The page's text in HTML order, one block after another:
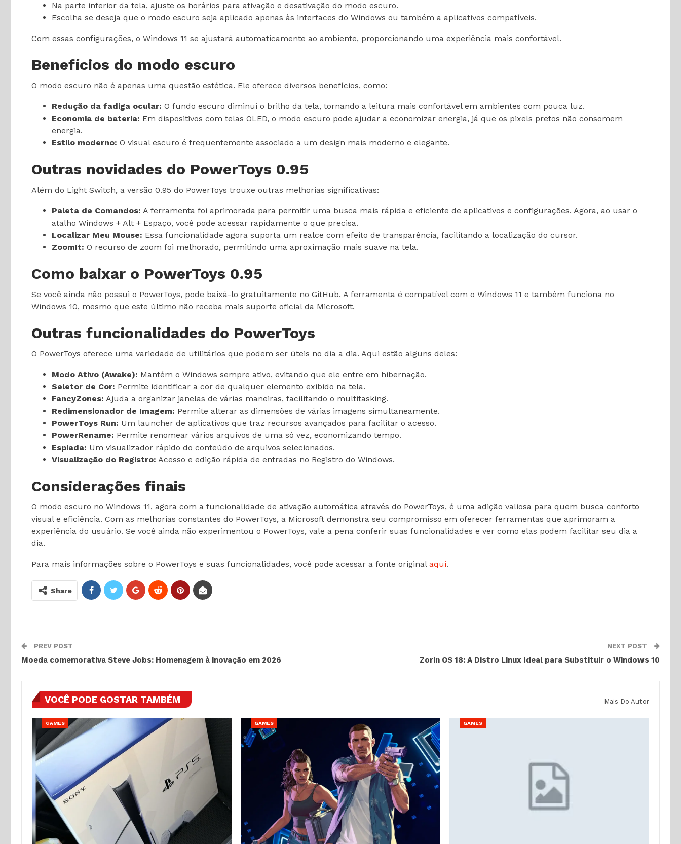
Na parte inferior da tela, ajuste os horários para ativação e desativação do modo escuro.
Escolha se deseja que o modo escuro seja aplicado apenas às interfaces do Windows ou também a aplicativos compatíveis.
Com essas configurações, o Windows 11 se ajustará automaticamente ao ambiente, proporcionando uma experiência mais confortável.
Benefícios do modo escuro
O modo escuro não é apenas uma questão estética. Ele oferece diversos benefícios, como:
Redução da fadiga ocular: O fundo escuro diminui o brilho da tela, tornando a leitura mais confortável em ambientes com pouca luz.
Economia de bateria: Em dispositivos com telas OLED, o modo escuro pode ajudar a economizar energia, já que os pixels pretos não consomem
energia.
Estilo moderno: O visual escuro é frequentemente associado a um design mais moderno e elegante.
Outras novidades do PowerToys 0.95
Além do Light Switch, a versão 0.95 do PowerToys trouxe outras melhorias significativas:
Paleta de Comandos: A ferramenta foi aprimorada para permitir uma busca mais rápida e eficiente de aplicativos e configurações. Agora, ao usar o
atalho Windows + Alt + Espaço, você pode acessar rapidamente o que precisa.
Localizar Meu Mouse: Essa funcionalidade agora suporta um realce com efeito de transparência, facilitando a localização do cursor.
ZoomIt: O recurso de zoom foi melhorado, permitindo uma aproximação mais suave na tela.
Como baixar o PowerToys 0.95
Se você ainda não possui o PowerToys, pode baixá-lo gratuitamente no GitHub. A ferramenta é compatível com o Windows 11 e também funciona no
Windows 10, mesmo que este último não receba mais suporte oficial da Microsoft.
Outras funcionalidades do PowerToys
O PowerToys oferece uma variedade de utilitários que podem ser úteis no dia a dia. Aqui estão alguns deles:
Modo Ativo (Awake): Mantém o Windows sempre ativo, evitando que ele entre em hibernação.
Seletor de Cor: Permite identificar a cor de qualquer elemento exibido na tela.
FancyZones: Ajuda a organizar janelas de várias maneiras, facilitando o multitasking.
Redimensionador de Imagem: Permite alterar as dimensões de várias imagens simultaneamente.
PowerToys Run: Um launcher de aplicativos que traz recursos avançados para facilitar o acesso.
PowerRename: Permite renomear vários arquivos de uma só vez, economizando tempo.
Espiada: Um visualizador rápido do conteúdo de arquivos selecionados.
Visualização do Registro: Acesso e edição rápida de entradas no Registro do Windows.
Considerações finais
O modo escuro no Windows 11, agora com a funcionalidade de ativação automática através do PowerToys, é uma adição valiosa para quem busca conforto
visual e eficiência. Com as melhorias constantes do PowerToys, a Microsoft demonstra seu compromisso em oferecer ferramentas que aprimoram a
experiência do usuário. Se você ainda não experimentou o PowerToys, vale a pena conferir suas funcionalidades e ver como elas podem facilitar seu dia a
dia.
Para mais informações sobre o PowerToys e suas funcionalidades, você pode acessar a fonte original aqui.
Share
PREV POST
Moeda comemorativa Steve Jobs: Homenagem à inovação em 2026
NEXT POST
Zorin OS 18: A Distro Linux Ideal para Substituir o Windows 10
VOCÊ PODE GOSTAR TAMBÉM Mais Do Autor
GAMES GAMES GAMES